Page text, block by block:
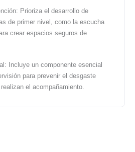
Prioriza el desarrollo de
de primer nivel, como la escucha
crear espacios seguros de
Incluye un componente esencial
para prevenir el desgaste
el acompañamiento.